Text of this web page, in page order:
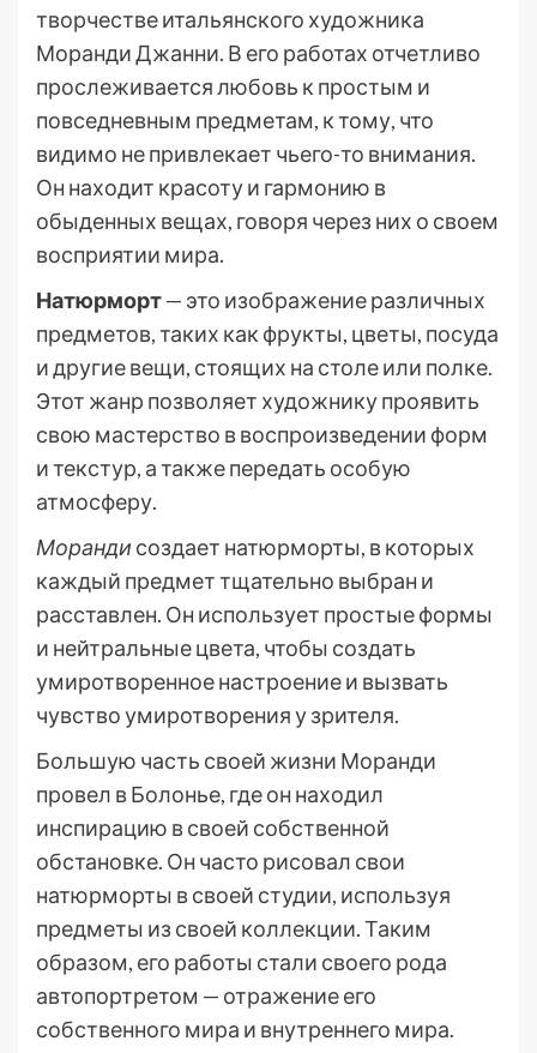
творчестве итальянского художника
Моранди Джанни. В его работах отчетливо
прослеживается любовь к простым и
повседневным предметам, к тому, что
видимо не привлекает чьего-то внимания.
Он находит красоту и гармонию в
обыденных вещах, говоря через них о своем
восприятии мира.
Натюрморт— это изображение различных
предметов, таких как фрукты, цветы, посуда
и другие вещи, стоящих на столе или полке.
Этот жанр позволяет художнику проявить
свою мастерство в воспроизведении форм
и текстур, а также передать особую
атмосферу.
Моранди создает натюрморты, в которых
каждый предмет тщательно выбран и
расставлен. Он использует простые формы
и нейтральные цвета, чтобы создать
умиротворенное настроение и вызвать
чувство умиротворения у зрителя.
Большую часть своей жизни Моранди
провел в Болонье, где он находил
инспирацию в своей собственной
обстановке. Он часто рисовал свои
натюрморты в своей студии, используя
предметы из своей коллекции. Таким
образом, его работы стали своего рода
автопортретом — отражение его
собственного мира и внутреннего мира.